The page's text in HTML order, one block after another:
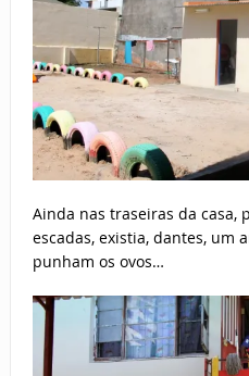
Ainda nas traseiras da casa,
escadas, existia, dantes, um
punham os ovos…